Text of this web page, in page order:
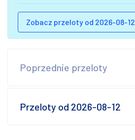
Zobacz przeloty od 2026-08-12
Poprzednie przeloty
Przeloty od 2026-08-12